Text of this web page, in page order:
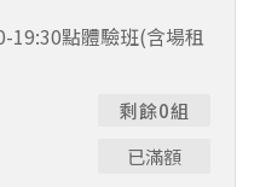
，享受團體運動樂趣！ 如
無法如期舉行，POA將視
完成後，如因天候因素
恕不退費，請參閱【報名
已同意上述規則。
19:30點體驗班(含場租
剩餘0組
已滿額